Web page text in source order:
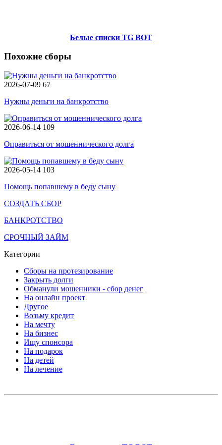
Белые списки TG BOT
Похожие сборы
2026-07-09 67
Нужны деньги на банкротство
2026-06-14 109
Оправиться от мошеннического долга
2026-05-14 103
Помощь попавшему в беду сыну
СОЗДАТЬ СБОР
БАНКРОТСТВО
СРОЧНЫЙ ЗАЙМ
Категории
Сборы на протезирование
Закрыть долги
Обманули мошенники - сбор денег
На онлайн проект
Другое
Возьму кредит
На мечту
На бизнес
Ищу спонсора
На подарок
На детей
На лечение